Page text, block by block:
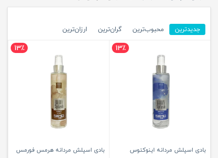
جدیدترین محبوب‌ترین گران‌ترین ارزان‌ترین
13٪
بادی اسپلش مردانه اینوکتوس
13٪
بادی اسپلش مردانه هرمس فورمس